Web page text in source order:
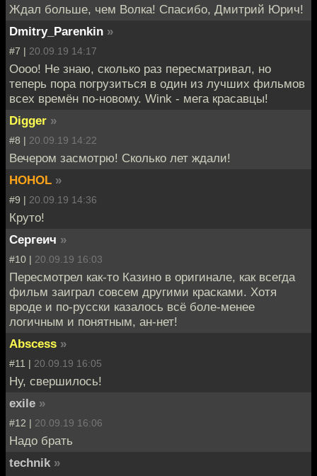
Ждал больше, чем Волка! Спасибо, Дмитрий Юрич!
Dmitry_Parenkin »
#7 | 20.09.19 14:17
Оооо! Не знаю, сколько раз пересматривал, но
теперь пора погрузиться в один из лучших фильмов
всех времён по-новому. Wink - мега красавцы!
Digger »
#8 | 20.09.19 14:22
Вечером засмотрю! Сколько лет ждали!
HOHOL »
#9 | 20.09.19 14:36
Круто!
Сергеич »
#10 | 20.09.19 16:03
Пересмотрел как-то Казино в оригинале, как всегда
фильм заиграл совсем другими красками. Хотя
вроде и по-русски казалось всё боле-менее
логичным и понятным, ан-нет!
Abscess »
#11 | 20.09.19 16:05
Ну, свершилось!
exile »
#12 | 20.09.19 16:06
Надо брать
technik »